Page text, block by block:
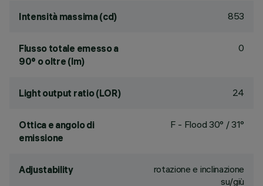
Intensità massima (cd) 853
Flusso totale emesso a
90° o oltre (lm)
0
Light output ratio (LOR) 24
Ottica e angolo di
emissione
F - Flood 30° / 31°
Adjustability
rotazione e inclinazione
su/giù